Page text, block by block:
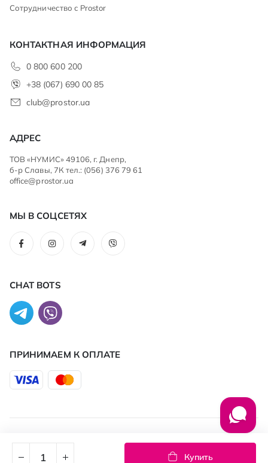
Купить
Сотрудничество с Prostor
КОНТАКТНАЯ ИНФОРМАЦИЯ
0 800 600 200
+38 (067) 690 00 85
club@prostor.ua
АДРЕС
ТОВ «НУМИС» 49106, г. Днепр,
б-р Славы, 7К тел.: (056) 376 79 61
office@prostor.ua
МЫ В СОЦСЕТЯХ
CHAT BOTS
ПРИНИМАЕМ К ОПЛАТЕ
© 2026 PROSTOR